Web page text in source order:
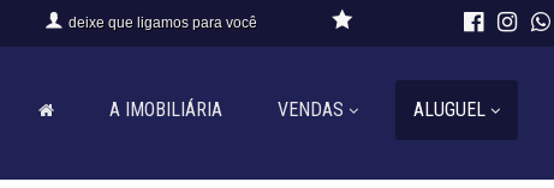
deixe que ligamos para você
A IMOBILIÁRIA VENDAS ALUGUEL